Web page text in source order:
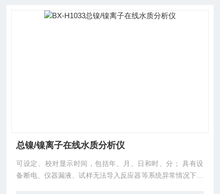
总镍/镍离子在线水质分析仪
可设定、校对显示时间，包括年、月、日和时、分； 具有设
备断电、仪器漏液、试样无法导入反应器等系统异常情况下的